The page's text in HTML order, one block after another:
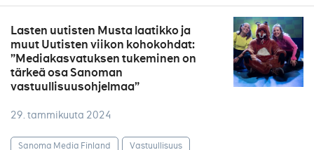
Lasten uutisten Musta laatikko ja
muut Uutisten viikon kohokohdat:
”Mediakasvatuksen tukeminen on
tärkeä osa Sanoman
vastuullisuusohjelmaa”
29. tammikuuta 2024
Sanoma Media Finland Vastuullisuus